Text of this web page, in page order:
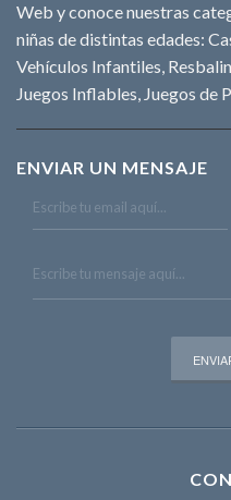
Web y conoce nuestras
niñas de distintas edades:
Vehículos Infantiles,
Juegos Inflables, Juegos de
ENVIAR UN MENSAJE